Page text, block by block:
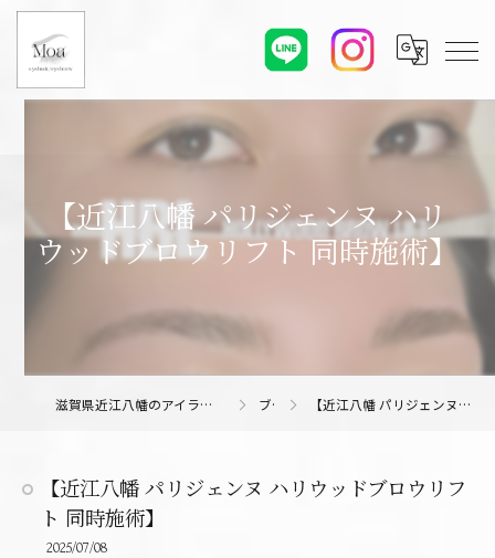
【近江八幡 パリジェンヌ ハリ
ウッドブロウリフト 同時施術】
滋賀県近江八幡のアイラッシュサロンならMoa eyelash/eyebrow ブログ 【近江八幡 パリジェンヌ ハリウッドブロウリフト 同時施術】
【近江八幡 パリジェンヌ ハリウッドブロウリフ
ト 同時施術】
2025/07/08